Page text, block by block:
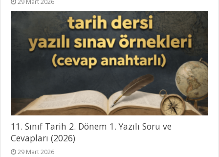
11. Sınıf Tarih 2. Dönem 1. Yazılı Soru ve
Cevapları (2026)
29 Mart 2026